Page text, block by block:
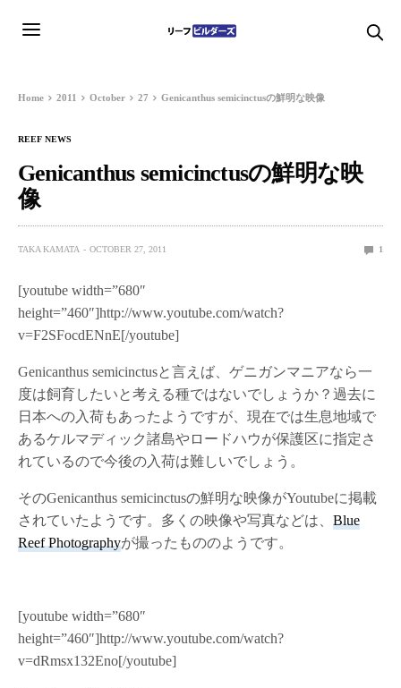
Home 2011 October 27 Genicanthus semicinctusの鮮明な映像
REEF NEWS
Genicanthus semicinctusの鮮明な映
像
TAKA KAMATA OCTOBER 27, 2011 1
[youtube width=”680″
height=”460″]http://www.youtube.com/watch?
v=F2SFocdENnE[/youtube]
Genicanthus semicinctusと言えば、ゲニガンマニアなら一
度は飼育したいと考える種ではないでしょうか？過去に
日本への入荷もあったようですが、現在では生息地域で
あるケルマディック諸島やロードハウが保護区に指定さ
れているので今後の入荷は難しいでしょう。
そのGenicanthus semicinctusの鮮明な映像がYoutubeに掲載
されていたようです。多くの映像や写真などは、 Blue
Reef Photographyが撮ったもののようです。
[youtube width=”680″
height=”460″]http://www.youtube.com/watch?
v=dRmsx132Eno[/youtube]